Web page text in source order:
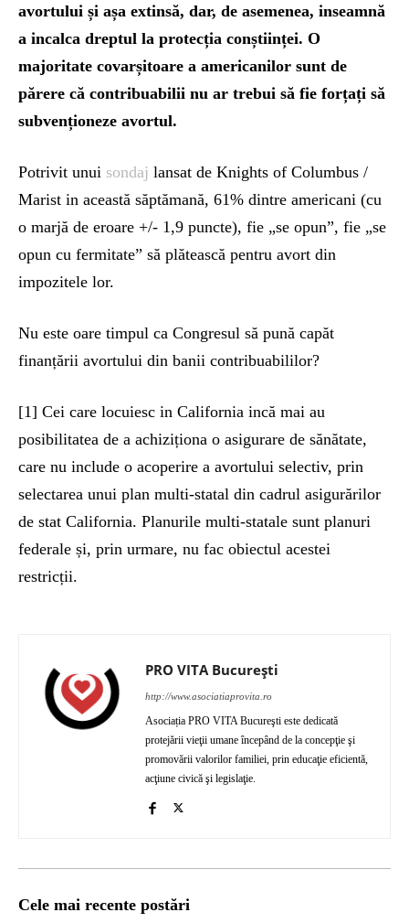
avortului și așa extinsă, dar, de asemenea, inseamnă
a incalca dreptul la protecția conștiinței. O
majoritate covarșitoare a americanilor sunt de
părere că contribuabilii nu ar trebui să fie forțați să
subvenționeze avortul.
Potrivit unui sondaj lansat de Knights of Columbus /
Marist in această săptămană, 61% dintre americani (cu
o marjă de eroare +/- 1,9 puncte), fie „se opun”, fie „se
opun cu fermitate” să plătească pentru avort din
impozitele lor.
Nu este oare timpul ca Congresul să pună capăt
finanțării avortului din banii contribuabililor?
[1] Cei care locuiesc in California incă mai au
posibilitatea de a achiziționa o asigurare de sănătate,
care nu include o acoperire a avortului selectiv, prin
selectarea unui plan multi-statal din cadrul asigurărilor
de stat California. Planurile multi-statale sunt planuri
federale și, prin urmare, nu fac obiectul acestei
restricții.
PRO VITA București
http://www.asociatiaprovita.ro
Asociația PRO VITA Bucureşti este dedicată
protejării vieţii umane începând de la concepţie şi
promovării valorilor familiei, prin educaţie eficientă,
acţiune civică şi legislaţie.
Cele mai recente postări